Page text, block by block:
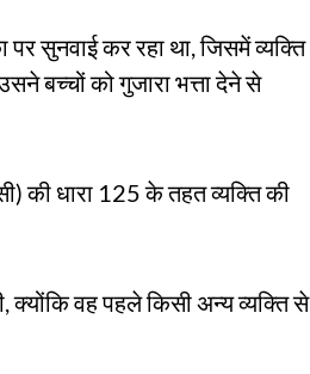
पर सुनवाई कर रहा था, जिसमें व्यक्ति
बच्चों को गुजारा भत्ता देने से
की धारा 125 के तहत व्यक्ति की
क्योंकि वह पहले किसी अन्य व्यक्ति से